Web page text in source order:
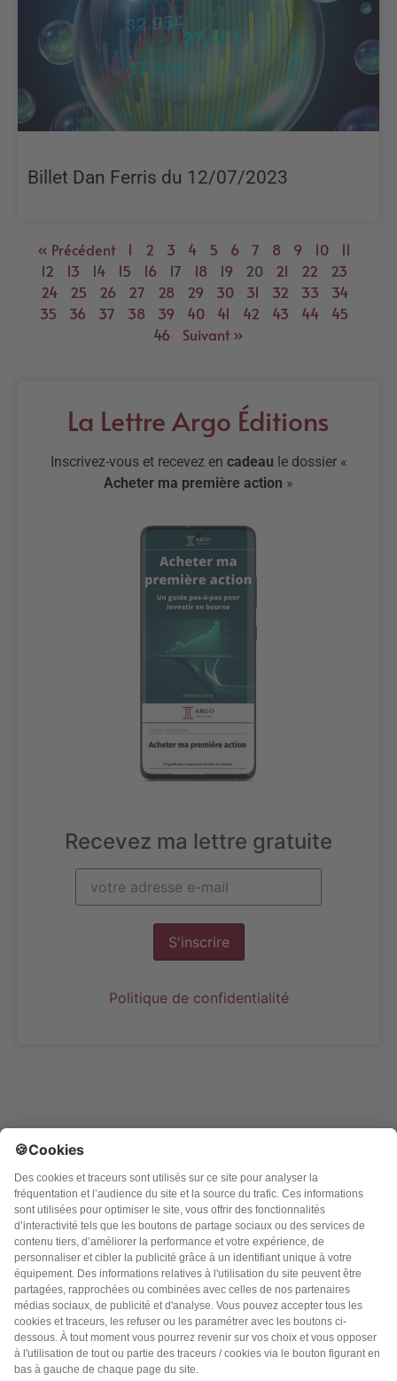
Billet Dan Ferris du 12/07/2023
« Précédent 1 2 3 4 5 6 7 8 9 10
11
12
13 14 15 16 17 18 19 20 21 22
23
24
25 26 27 28 29 30 31 32 33
34
35
36 37 38 39 40 41 42 43 44
45
46
Suivant »
La Lettre Argo Éditions
Inscrivez-vous et recevez en cadeau le dossier «
Acheter ma première action »
Recevez ma lettre gratuite
S'inscrire
Politique de confidentialité
Argo Editions SA
3 rue du golf, Parc Innolin
33700 MERIGNAC CEDEX
Des questions ?
N’hésitez pas ànous contacter